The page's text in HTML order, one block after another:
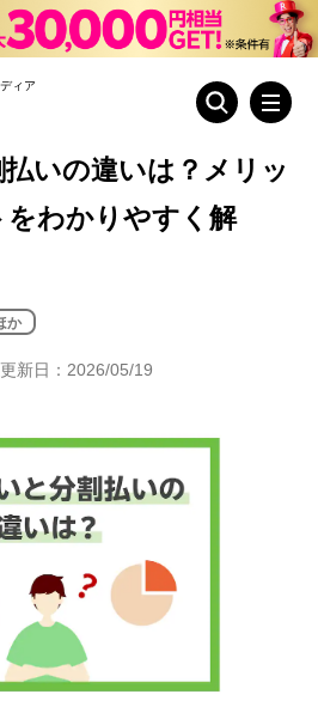
ィア
いの違いは？メリッ
をわかりやすく解
か
新日：2026/05/19